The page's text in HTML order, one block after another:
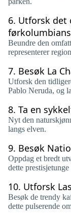
6. Utforsk det
Beundre den
representerer
7. Besøk La
Utforsk den
Pablo Neruda, og
8. Ta en
Nyt den
langs elven.
9. Besøk
Oppdag et bredt
dette prestisjetunge
10. Utforsk
Besøk de trendy
dette pulserende